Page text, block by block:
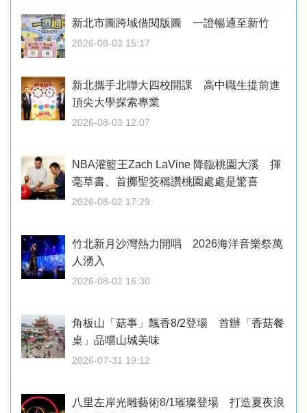
新北市圖跨域借閱版圖 一證暢通至新竹
2026-08-03 15:17
新北攜手北聯大四校開課 高中職生提前進
頂尖大學探索專業
2026-08-03 12:07
NBA灌籃王Zach LaVine 降臨桃園大溪 揮
毫草書、首擲聖筊稱讚桃園處處是驚喜
2026-08-02 17:29
竹北新月沙灣熱力開唱 2026海洋音樂祭萬
人湧入
2026-08-02 16:30
角板山「菇事」飄香8/2登場 首辦「香菇餐
桌」品嚐山城美味
2026-07-31 19:12
八里左岸光雕藝術8/1璀璨登場 打造夏夜浪